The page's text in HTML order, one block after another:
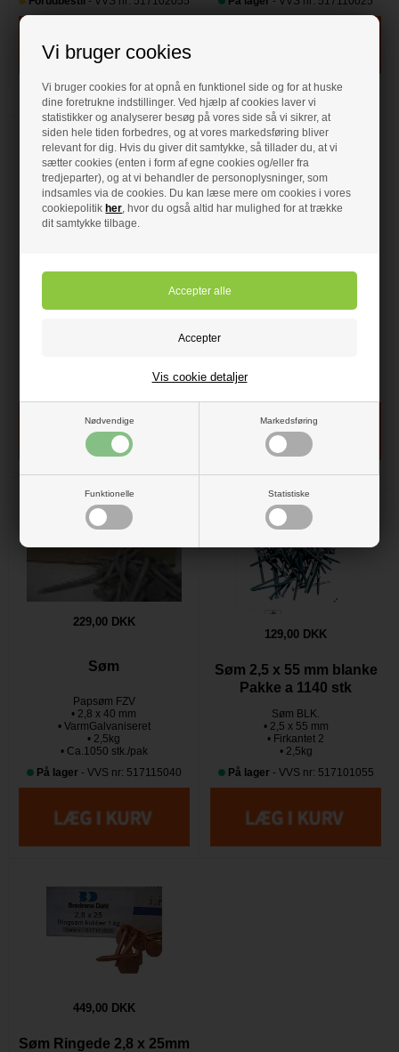
Vi bruger cookies
Vi bruger cookies for at opnå en funktionel side og for at huske
dine foretrukne indstillinger. Ved hjælp af cookies laver vi
statistikker og analyserer besøg på vores side så vi sikrer, at
siden hele tiden forbedres, og at vores markedsføring bliver
relevant for dig. Hvis du giver dit samtykke, så tillader du, at vi
sætter cookies (enten i form af egne cookies og/eller fra
tredjeparter), og at vi behandler de personoplysninger, som
indsamles via de cookies. Du kan læse mere om cookies i vores
cookiepolitikher , hvor du også altid har mulighed for at trække
dit samtykke tilbage.
Nødvendige Markedsføring
Funktionelle Statistiske
Vis cookie detaljer
- VVS nr: 517110040
På lager
229,00 DKK
Søm
Papsøm FZV
• 2,8 x 40 mm
• VarmGalvaniseret
• 2,5kg
• Ca.1050 stk./pak
På lager - VVS nr: 517115040
129,00 DKK
Søm 2,5 x 55 mm blanke
Pakke a 1140 stk
Søm BLK.
• 2,5 x 55 mm
• Firkantet 2
• 2,5kg
På lager - VVS nr: 517101055
449,00 DKK
Søm Ringede 2,8 x 25mm